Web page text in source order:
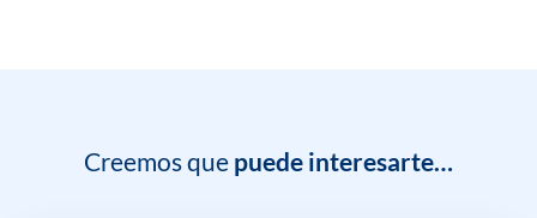
Creemos que puede interesarte…